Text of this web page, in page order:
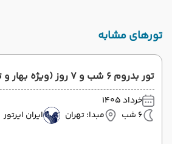
تورهای مشابه
تور بدروم 6 شب و 7 روز (ویژه بهار و تابستان 1405)
خرداد 1405
6 شب
مبدا: تهران ایران ایرتور